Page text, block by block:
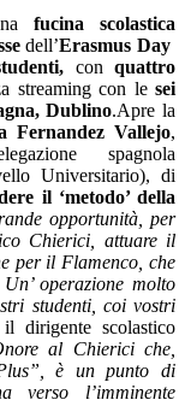
fucina scolastica
dell’Erasmus Day
con quattro
streaming con le sei
Dublino.Apre la
Fernandez Vallejo,
spagnola
Universitario), di
il ‘metodo’ della
opportunità, per
Chierici, attuare il
per il Flamenco, che
operazione molto
studenti, coi vostri
dirigente scolastico
al Chierici che,
è un punto di
verso l’imminente